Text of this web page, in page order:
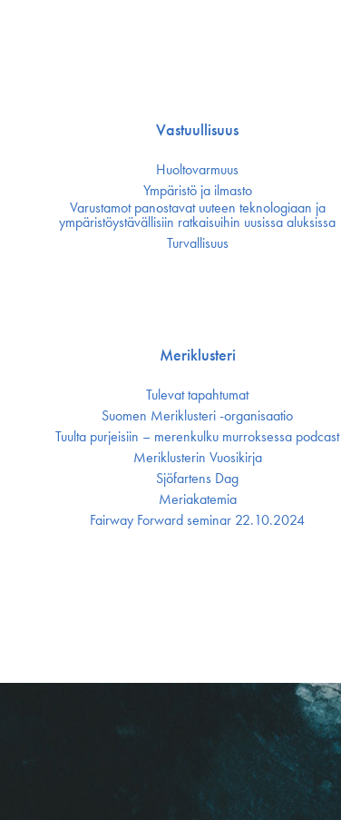
Vastuullisuus
Huoltovarmuus
Ympäristö ja ilmasto
Varustamot panostavat uuteen teknologiaan ja
ympäristöystävällisiin ratkaisuihin uusissa aluksissa
Turvallisuus
Meriklusteri
Tulevat tapahtumat
Suomen Meriklusteri -organisaatio
Tuulta purjeisiin – merenkulku murroksessa podcast
Meriklusterin Vuosikirja
Sjöfartens Dag
Meriakatemia
Fairway Forward seminar 22.10.2024